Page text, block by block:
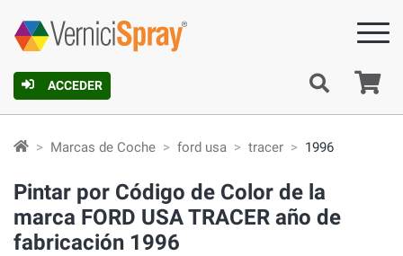
ACCEDER
Marcas de Coche ford usa tracer 1996
Pintar por Código de Color de la
marca FORD USA TRACER año de
fabricación 1996